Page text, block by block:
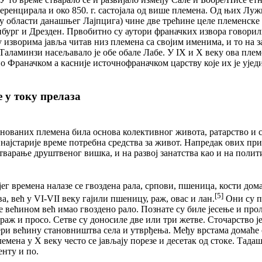
и око 850. г. састојала од више племена. Од њих
данашњег Лајпцига) чине две трећине целе
и Дрезден. Првобитно су аутори франачких извора
изворима јавља читав низ племена са својим именима, и то
насељавало је обе обале Лабе. У IX и X веку ова
а касније источнофраначком царству које их је
току прелаза
племена била основа колективног живота, ратарство
време потребна средства за живот. Напредак ових
друштвеног вишка, и на развој занатства као и на
времена налазе се гвоздена рала, српови, пшеница, кости
већ у VI-VII веку гајили пшеницу, раж, овас и лан.[5] Они су
већином већ имао гвоздено рало. Познате су биле јесење и
и просо. Сетве су доносиле две или три жетве. Сточарство
већину становништва села и утврђења. Међу врстама домаће
у Х веку често се јављају порезе и десетак од стоке.
и по.